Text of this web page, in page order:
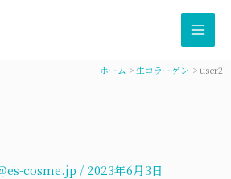
ホーム 生コラーゲン user2
cosme.jp / 2023年6月3日